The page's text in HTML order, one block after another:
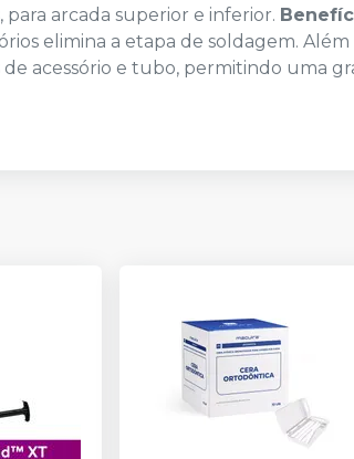
arcada superior e inferior.
elimina a etapa de soldagem. Além
acessório e tubo, permitindo uma